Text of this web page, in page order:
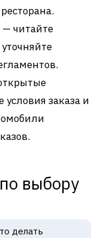
.
— читайте
.
заказа и
.
выбору
делать